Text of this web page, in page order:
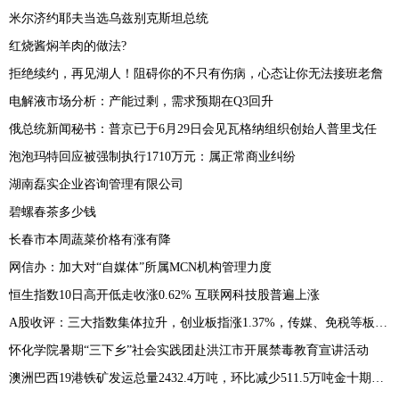
米尔济约耶夫当选乌兹别克斯坦总统
红烧酱焖羊肉的做法?
拒绝续约，再见湖人！阻碍你的不只有伤病，心态让你无法接班老詹
电解液市场分析：产能过剩，需求预期在Q3回升
俄总统新闻秘书：普京已于6月29日会见瓦格纳组织创始人普里戈任
泡泡玛特回应被强制执行1710万元：属正常商业纠纷
湖南磊实企业咨询管理有限公司
碧螺春茶多少钱
长春市本周蔬菜价格有涨有降
网信办：加大对“自媒体”所属MCN机构管理力度
恒生指数10日高开低走收涨0.62% 互联网科技股普遍上涨
A股收评：三大指数集体拉升，创业板指涨1.37%，传媒、免税等板块表现活跃
怀化学院暑期“三下乡”社会实践团赴洪江市开展禁毒教育宣讲活动
澳洲巴西19港铁矿发运总量2432.4万吨，环比减少511.5万吨金十期货07月10日讯，7月3日-7月9日Mysteel澳洲巴西19港铁矿发运总量2432.4万吨，环比减少511.5万吨